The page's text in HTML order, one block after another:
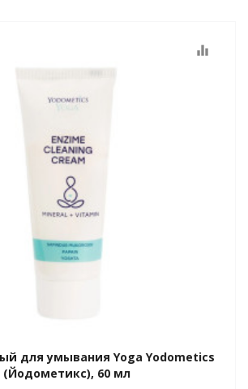
equalizer
для умывания Yoga Yodometics
(Йодометикс), 60 мл